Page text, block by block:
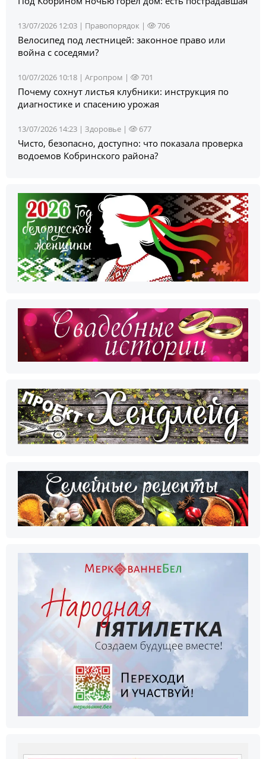
13/07/2026 12:03 | Правопорядок | 706
Велосипед под лестницей: законное право или
война с соседями?
10/07/2026 10:18 | Агропром | 701
Почему сохнут листья клубники: инструкция по
диагностике и спасению урожая
13/07/2026 14:23 | Здоровье | 677
Чисто, безопасно, доступно: что показала проверка
водоемов Кобринского района?